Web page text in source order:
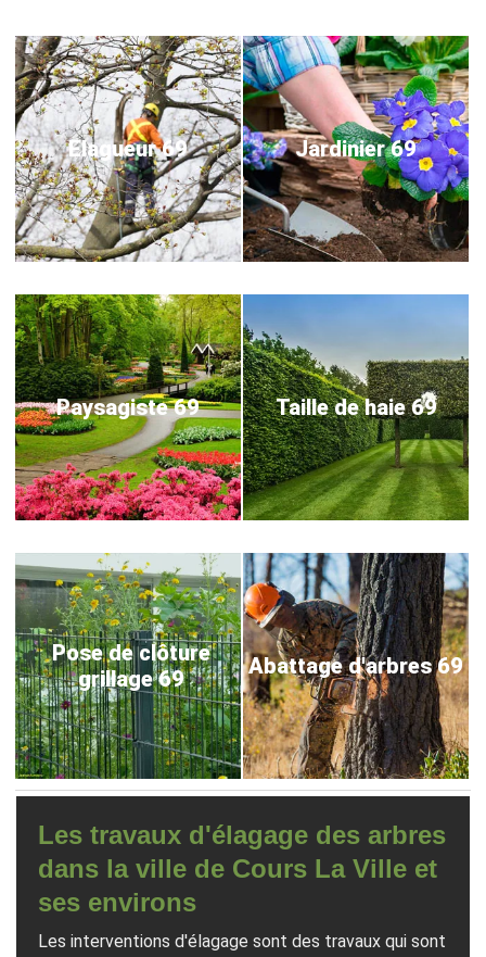
Elagueur 69 Jardinier 69
Paysagiste 69 Taille de haie 69
Pose de clôture
grillage 69
Abattage d'arbres 69
Les travaux d'élagage des arbres
dans la ville de Cours La Ville et
ses environs
Les interventions d'élagage sont des travaux qui sont